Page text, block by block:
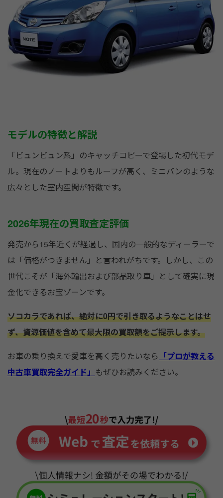
モデルの特徴と解説
「ビュンビュン系」のキャッチコピーで登場した初代モデ
ル。現在のノートよりもルーフが高く、ミニバンのような
広々とした室内空間が特徴です。
2026年現在の買取査定評価
発売から15年近くが経過し、国内の一般的なディーラーで
は「価格がつきません」と言われがちです。しかし、この
世代こそが「海外輸出および部品取り車」として確実に現
金化できるお宝ゾーンです。
ソコカラであれば、絶対に0円で引き取るようなことはせ
ず、資源価値を含めて最大限の買取額をご提示します。
お車の乗り換えで愛車を高く売りたいなら 「プロが教える
中古車買取完全ガイド」 もぜひお読みください。